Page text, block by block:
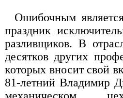
Ошибочным
праздник
разливщиков. В
десятков других
которых вносит свой
81-летний Владимир